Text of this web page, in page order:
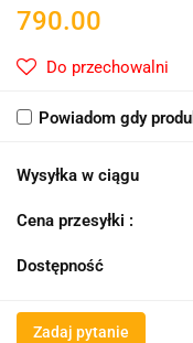
790.00
Do przechowalni
Powiadom gdy
Wysyłka w ciągu
Cena przesyłki :
Dostępność
Zadaj pytanie